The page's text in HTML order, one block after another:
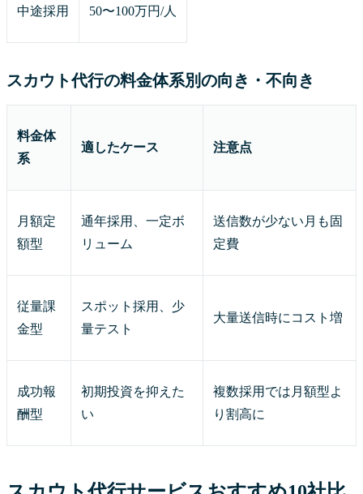
中途採用 50〜100万円/人
スカウト代行の料金体系別の向き・不向き
料金体
系
適したケース 注意点
月額定
額型
通年採用、一定ボ
リューム
送信数が少ない月も固
定費
従量課
金型
スポット採用、少
量テスト
大量送信時にコスト増
成功報
酬型
初期投資を抑えた
い
複数採用では月額型よ
り割高に